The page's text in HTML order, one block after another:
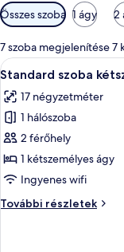
Szobákhoz
rendelkezésre
álló
szűrők
Összes szoba 1 ágy 2
7 szoba megjelenítése 7
A
következő
szoba
összes
képének
megtekintése:
Standard
kétszemélyes
4
Standard szoba
17 négyzetméter
1 hálószoba
2 férőhely
1 kétszemélyes ágy
Ingyenes wifi
További részletek
Standard